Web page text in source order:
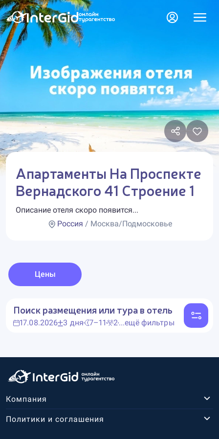
Апартаменты На Проспекте
Вернадского 41 Строение 1
Описание отеля скоро появится...
Россия / Москва/Подмосковье
Цены
Поиск размещения или тура в отель
17.08.2026 3 дня 7–11 2...ещё фильтры
Компания
Политики и соглашения